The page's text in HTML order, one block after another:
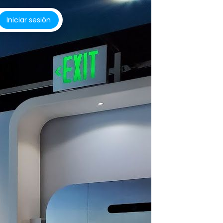
Iniciar sesión